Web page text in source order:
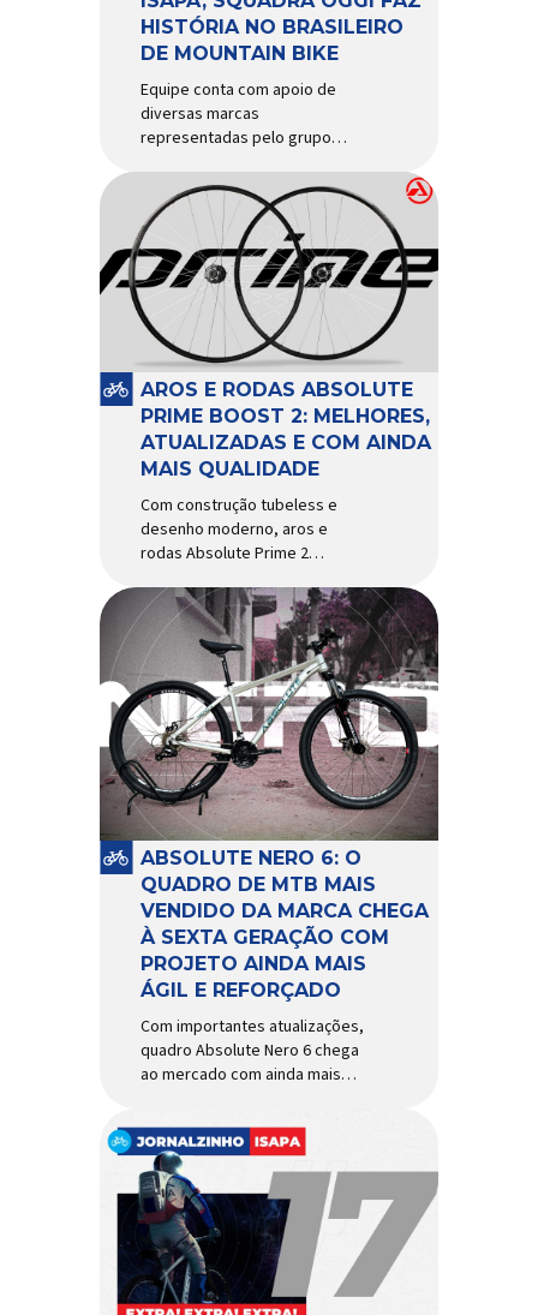
HISTÓRIA NO BRASILEIRO
DE MOUNTAIN BIKE
Equipe conta com apoio de
diversas marcas
representadas pelo grupo
Finish Lline, Park Tool, Protaper
e Zéfal Histórico. Assim pode
ser definida a participação da
Squadra Oggi no Campeonato
Brasileiro de Mountain Bike
2026, realizado em São José
dos Campos-SP entre os dias
23 e 26 de julho. Com cinco […]
AROS E RODAS ABSOLUTE
PRIME BOOST 2: MELHORES,
ATUALIZADAS E COM AINDA
MAIS QUALIDADE
Com construção tubeless e
desenho moderno, aros e
rodas Absolute Prime 2
diversas melhorias No
mercado brasileiro há alguns
anos, os aros e as rodas
Absolute Prime chegaram
como uma opção para pilotos
de cross country e trail em
busca de alto desempenho e
preço realmente competitivo.
Para isso, a marca […]
ABSOLUTE NERO 6: O
QUADRO DE MTB MAIS
VENDIDO DA MARCA CHEGA
À SEXTA GERAÇÃO COM
PROJETO AINDA MAIS
ÁGIL E REFORÇADO
Com importantes atualizações,
quadro Absolute Nero 6 chega
ao mercado com ainda mais
uso urbano e MTB recreacional
Um dos quadros de maior
sucesso do mercado de
bicicletas brasileiro chega em
nova versão: o
Absolute Nero 6, sexta geração
do quadro mais vendido da
marca nacional. Extremamente